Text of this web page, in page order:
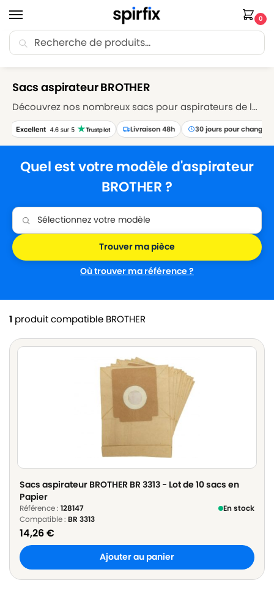
0
🚚 Livraison Point Relais offerte dès 30€ d’achat.
Sacs aspirateur BROTHER
Découvrez nos nombreux sacs pour aspirateurs de la marque BROTHER. Accédez à un large choix de sacs aspirateurs BROTHER compatibles avec de nombreux modèles de la marque. Nos sacs aspirateurs en papier ou en microfibre vous permettront d’augmenter le pouvoir de filtration de votre aspirateur BROTHER ainsi que ses performances d’aspiration.
Livraison 48h 30 jours pour changer
Quel est votre modèle d'aspirateur
BROTHER ?
Où trouver ma référence ?
Trouver ma pièce
1 produit compatible BROTHER
Sacs aspirateur BROTHER BR 3313 - Lot de 10 sacs en
Papier
Référence : 128147
En stock
Compatible : BR 3313
14,26€
Ajouter au panier